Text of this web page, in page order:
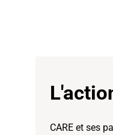
CARE et ses